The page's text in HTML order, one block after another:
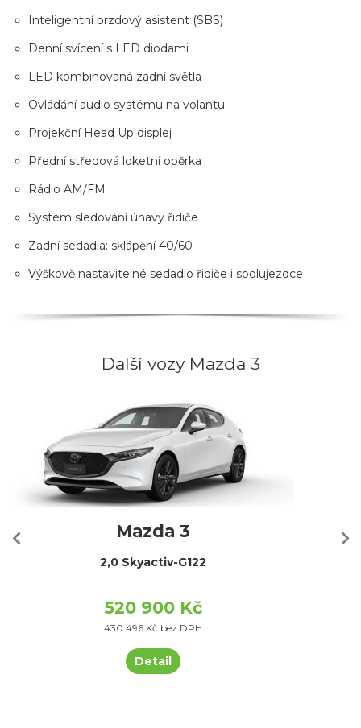
Inteligentní brzdový asistent (SBS)
Denní svícení s LED diodami
LED kombinovaná zadní světla
Ovládání audio systému na volantu
Projekční Head Up displej
Přední středová loketní opěrka
Rádio AM/FM
Systém sledování únavy řidiče
Zadní sedadla: sklápění 40/60
Výškově nastavitelné sedadlo řidiče i spolujezdce
Další vozy Mazda 3
Mazda 3
2,0 Skyactiv-G122
520 900 Kč
430 496 Kč bez DPH
Detail